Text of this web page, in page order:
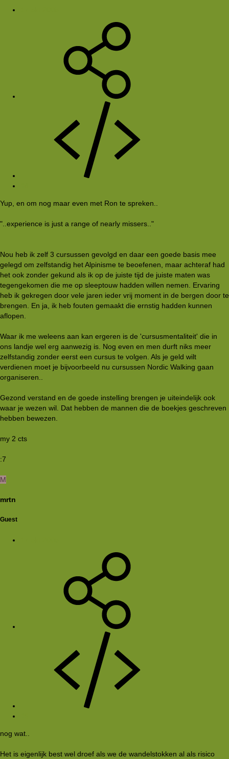
Yup, en om nog maar even met Ron te spreken..
"..experience is just a range of nearly missers.."
Nou heb ik zelf 3 cursussen gevolgd en daar een goede basis mee
gelegd om zelfstandig het Alpinisme te beoefenen, maar achteraf had
het ook zonder gekund als ik op de juiste tijd de juiste maten was
tegengekomen die me op sleeptouw hadden willen nemen. Ervaring
heb ik gekregen door vele jaren ieder vrij moment in de bergen door te
brengen. En ja, ik heb fouten gemaakt die ernstig hadden kunnen
aflopen.
Waar ik me weleens aan kan ergeren is de 'cursusmentaliteit' die in
ons landje wel erg aanwezig is. Nog even en men durft niks meer
zelfstandig zonder eerst een cursus te volgen. Als je geld wilt
verdienen moet je bijvoorbeeld nu cursussen Nordic Walking gaan
organiseren..
Gezond verstand en de goede instelling brengen je uiteindelijk ook
waar je wezen wil. Dat hebben de mannen die de boekjes geschreven
hebben bewezen.
my 2 cts
:7
M
mrtn
Guest
nog wat..
Het is eigenlijk best wel droef als we de wandelstokken al als risico